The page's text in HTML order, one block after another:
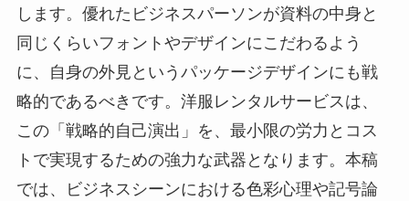
します。優れたビジネスパーソンが資料の中身と
同じくらいフォントやデザインにこだわるよう
に、自身の外見というパッケージデザインにも戦
略的であるべきです。洋服レンタルサービスは、
この「戦略的自己演出」を、最小限の労力とコス
トで実現するための強力な武器となります。本稿
では、ビジネスシーンにおける色彩心理や記号論